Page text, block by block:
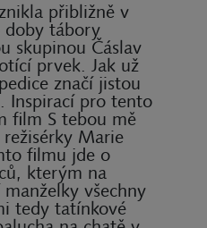
přibližně v
tábory
skupinou Čáslav
prvek. Jak už
značí jistou
Inspirací pro tento
film S tebou mě
Marie
filmu jde o
kterým na
všechny
tedy tatínkové